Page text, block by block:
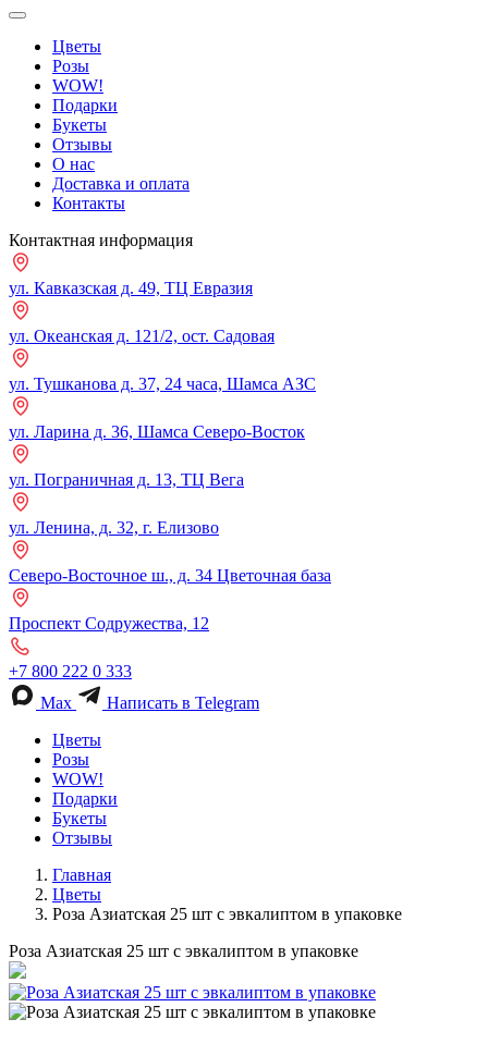
Цветы
Розы
WOW!
Подарки
Букеты
Отзывы
О нас
Доставка и оплата
Контакты
Контактная информация
ул. Кавказская д. 49, ТЦ Евразия
ул. Океанская д. 121/2, ост. Садовая
ул. Тушканова д. 37, 24 часа, Шамса АЗС
ул. Ларина д. 36, Шамса Северо-Восток
ул. Пограничная д. 13, ТЦ Вега
ул. Ленина, д. 32, г. Елизово
Северо-Восточное ш., д. 34 Цветочная база
Проспект Содружества, 12
+7 800 222 0 333
Max
Написать в Telegram
Цветы
Розы
WOW!
Подарки
Букеты
Отзывы
Главная
Цветы
Роза Азиатская 25 шт с эвкалиптом в упаковке
Роза Азиатская 25 шт с эвкалиптом в упаковке